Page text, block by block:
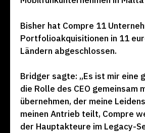
Bisher hat Compre 11
Portfolioakquisitionen in 11
Ländern abgeschlossen.
Bridger sagte: „Es ist mir eine
die Rolle des CEO gemeinsam
übernehmen, der meine
meinen Antrieb teilt, Compre
der Hauptakteure im Legacy-